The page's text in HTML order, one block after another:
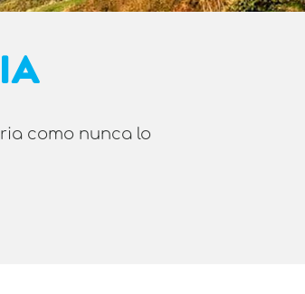
como nunca lo